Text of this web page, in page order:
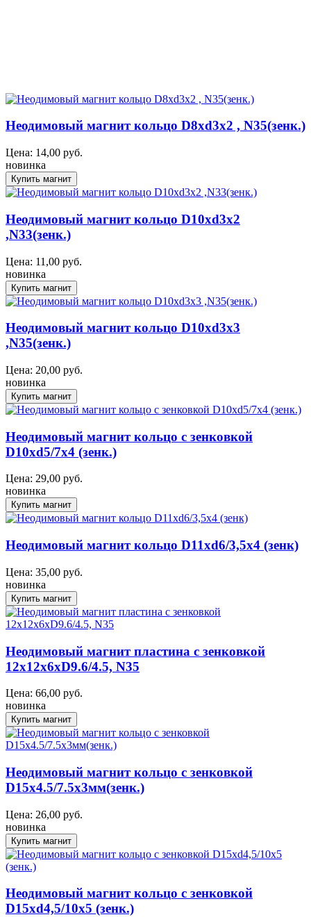
Неодимовый магнит кольцо D8xd3x2 , N35(зенк.)
Цена: 14,00 руб.
новинка
Неодимовый магнит кольцо D10xd3x2
,N33(зенк.)
Цена: 11,00 руб.
новинка
Неодимовый магнит кольцо D10xd3x3
,N35(зенк.)
Цена: 20,00 руб.
новинка
Неодимовый магнит кольцо с зенковкой
D10xd5/7x4 (зенк.)
Цена: 29,00 руб.
новинка
Неодимовый магнит кольцо D11xd6/3,5x4 (зенк)
Цена: 35,00 руб.
новинка
Неодимовый магнит пластина с зенковкой
12x12х6xD9.6/4.5, N35
Цена: 66,00 руб.
новинка
Неодимовый магнит кольцо с зенковкой
D15x4.5/7.5x3мм(зенк.)
Цена: 26,00 руб.
новинка
Неодимовый магнит кольцо с зенковкой
D15xd4,5/10x5 (зенк.)